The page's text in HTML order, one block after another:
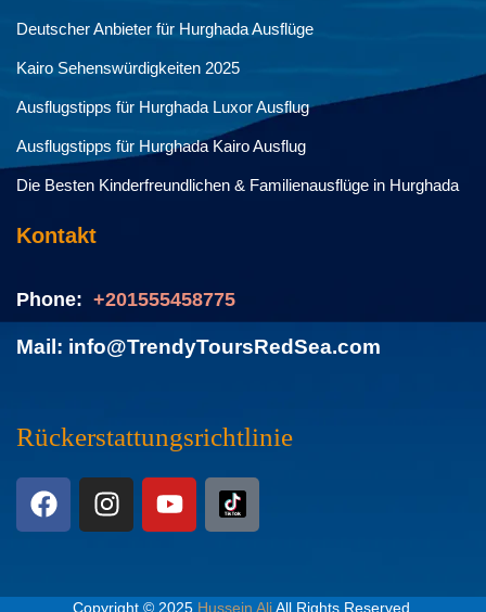
Deutscher Anbieter für Hurghada Ausflüge
Kairo Sehenswürdigkeiten 2025
Ausflugstipps für Hurghada Luxor Ausflug
Ausflugstipps für Hurghada Kairo Ausflug
Die Besten Kinderfreundlichen & Familienausflüge in Hurghada
Kontakt
Phone: +201555458775
Mail: info@TrendyToursRedSea.com
Rückerstattungsrichtlinie
Copyright © 2025 Hussein AliAll Rights Reserved.